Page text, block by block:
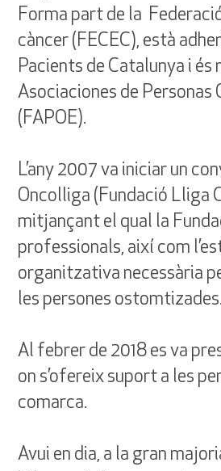
Forma part de la
càncer (FECEC), està
Pacients de Catalunya i és
Asociaciones de Personas
(FAPOE).
L’any 2007 va iniciar un
Oncolliga (Fundació Lliga
mitjançant el qual la
professionals, així com
organitzativa necessària
les persones ostomtizades.
Al febrer de 2018 es va
on s’ofereix suport a les
comarca.
Avui en dia, a la gran